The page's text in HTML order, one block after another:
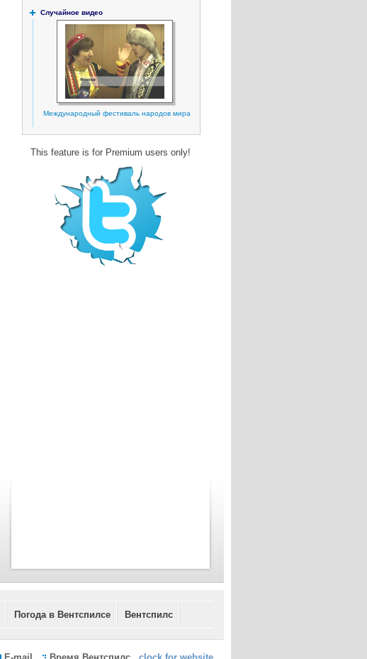
Случайное видео
Международный фестиваль народов мира
This feature is for Premium users only!
Погода в Вентспилсе Вентспилс